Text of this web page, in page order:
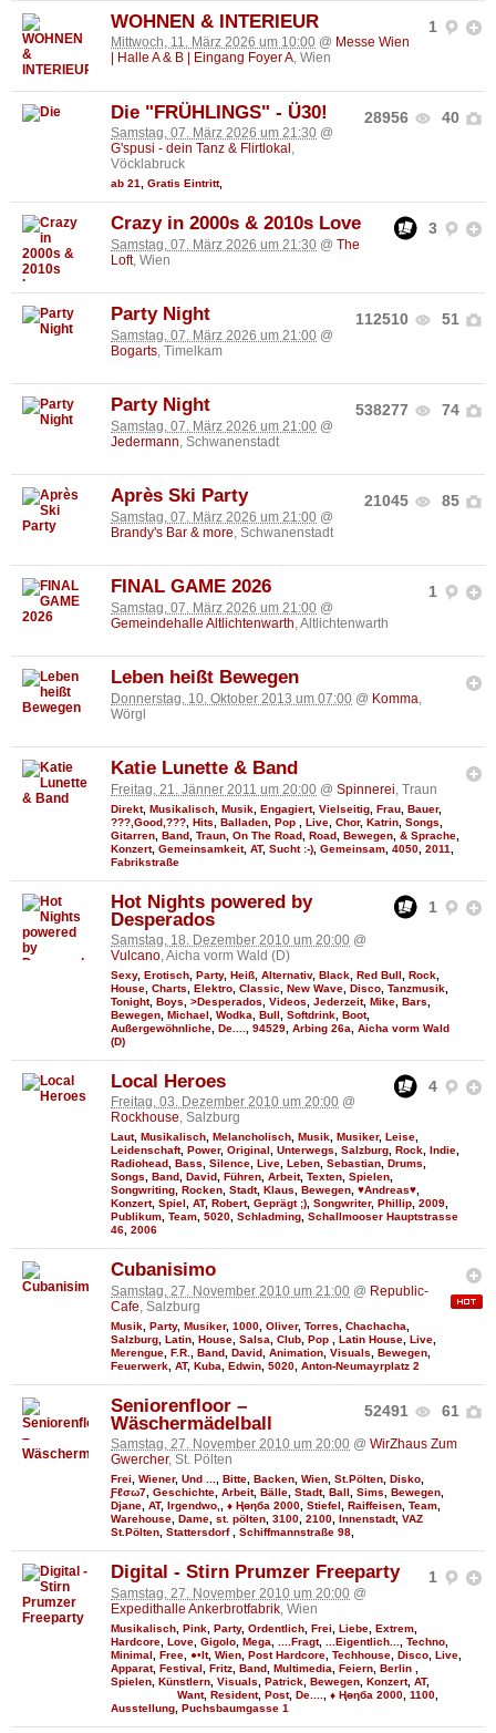
1
WOHNEN & INTERIEUR
Mittwoch, 11. März 2026 um 10:00 @ Messe Wien
| Halle A & B | Eingang Foyer A, Wien
28956 40
Die "FRÜHLINGS" - Ü30!
Samstag, 07. März 2026 um 21:30 @
G'spusi - dein Tanz & Flirtlokal ,
Vöcklabruck
ab 21, Gratis Eintritt,
3
Crazy in 2000s & 2010s Love
Samstag, 07. März 2026 um 21:30 @ The
Loft, Wien
112510 51
Party Night
Samstag, 07. März 2026 um 21:00 @
Bogarts , Timelkam
538277 74
Party Night
Samstag, 07. März 2026 um 21:00 @
Jedermann , Schwanenstadt
21045 85
Après Ski Party
Samstag, 07. März 2026 um 21:00 @
Brandy's Bar & more , Schwanenstadt
1
FINAL GAME 2026
Samstag, 07. März 2026 um 21:00 @
Gemeindehalle Altlichtenwarth , Altlichtenwarth
Leben heißt Bewegen
Donnerstag, 10. Oktober 2013 um 07:00 @ Komma
Wörgl
Katie Lunette & Band
Freitag, 21. Jänner 2011 um 20:00 @ Spinnerei , Traun
Direkt, Musikalisch Musik Engagiert, Vielseitig Frau Bauer,
???,Good,??? Hits Balladen Pop Live Chor, Katrin Songs
Gitarren Band Traun On The Road Road Bewegen & Sprache
Konzert, Gemeinsamkeit, AT, Sucht :-) Gemeinsam 4050 2011
Fabrikstraße
1
Hot Nights powered by
Desperados
Samstag, 18. Dezember 2010 um 20:00 @
Vulcano, Aicha vorm Wald (D)
Sexy, Erotisch Party, Heiß Alternativ, Black Red Bull Rock
House Charts Elektro Classic New Wave Disco Tanzmusik
Tonight, Boys >Desperados Videos Jederzeit, Mike Bars
Bewegen Michael Wodka Bull Softdrink Boot,
Außergewöhnliche De.... 94529 Arbing 26a
Aicha vorm Wald
(D)
4
Local Heroes
Freitag, 03. Dezember 2010 um 20:00 @
Rockhouse, Salzburg
Laut, Musikalisch, Melancholisch, Musik, Musiker, Leise,
Leidenschaft, Power, Original , Unterwegs, Salzburg, Rock, Indie,
Radiohead, Bass, Silence, Live, Leben, Sebastian, Drums,
Songs, Band, David, Führen, Arbeit, Texten, Spielen,
Songwriting, Rocken, Stadt, Klaus, Bewegen, ♥Andreas♥,
Konzert, Spiel , AT, Robert, Geprägt ;), Songwriter, Phillip, 2009,
Publikum, Team, 5020, Schladming, Schallmooser Hauptstrasse
46, 2006
Cubanisimo
Samstag, 27. November 2010 um 21:00 @ Republic-
Cafe, Salzburg
Musik Party, Musiker, 1000 Oliver, Torres Chachacha
Salzburg Latin House Salsa Club Pop Latin House Live
Merengue F.R. Band David Animation Visuals Bewegen
Feuerwerk AT, Kuba Edwin 5020 Anton-Neumayrplatz 2
52491 61
Seniorenfloor –
Wäschermädelball
Samstag, 27. November 2010 um 20:00 @ WirZhaus Zum
Gwercher, St. Pölten
Frei Wiener, Und ... Bitte Backen Wien St.Pölten Disko
Ƒℓσω7 Geschichte Arbeit, Bälle Stadt, Ball Sims Bewegen
Djane AT, Irgendwo, ♦ Ңөηба 2000 Stiefel Raiffeisen Team
Warehouse Dame st. pölten 3100 2100 Innenstadt, VAZ
St.Pölten Stattersdorf Schiffmannstraße 98
1
Digital - Stirn Prumzer Freeparty
Samstag, 27. November 2010 um 20:00 @
Expedithalle Ankerbrotfabrik , Wien
Musikalisch Pink Party, Ordentlich Frei Liebe Extrem
Hardcore Love Gigolo Mega ....Fragt, ...Eigentlich... Techno
Minimal
Free ●•It, Wien Post Hardcore Techhouse Disco Live
Apparat, Festival Fritz Band Multimedia Feiern Berlin
Spielen Künstlern Visuals Patrick Bewegen Konzert, AT,
Want, Resident, Post, De.... ♦ Ңөηба 2000 1100
Ausstellung Puchsbaumgasse 1